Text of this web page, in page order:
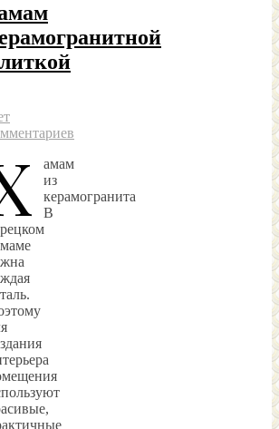
амам
из
керамогранита
В